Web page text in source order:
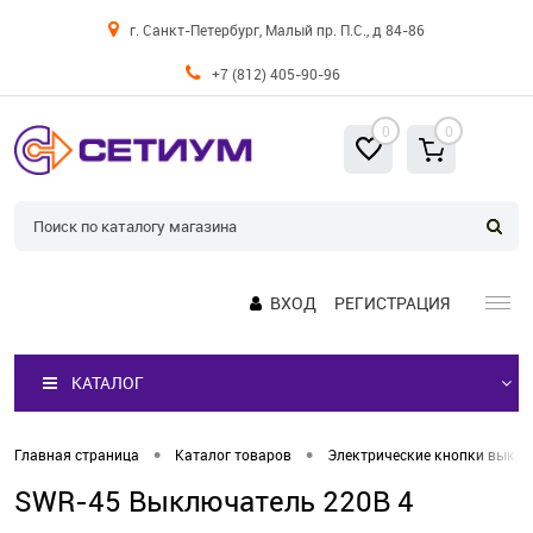
г. Санкт-Петербург, Малый пр. П.С., д 84-86
+7 (812) 405-90-96
0 0
ВХОД РЕГИСТРАЦИЯ
КАТАЛОГ
Главная страница • Каталог товаров • Электрические кнопки
SWR-45 Выключатель 220В 4